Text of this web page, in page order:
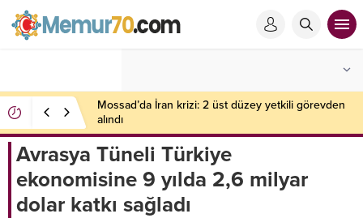
Mossad’da İran krizi: 2 üst düzey yetkili görevden
alındı
Avrasya Tüneli Türkiye
ekonomisine 9 yılda 2,6 milyar
dolar katkı sağladı